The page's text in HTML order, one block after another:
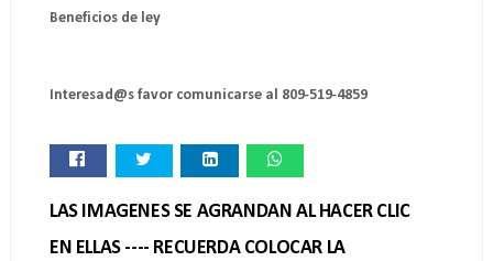
Beneficios de ley
Interesad@s favor comunicarse al 809-519-4859
LAS IMAGENES SE AGRANDAN AL HACER CLIC
EN ELLAS ---- RECUERDA COLOCAR LA